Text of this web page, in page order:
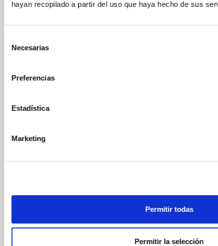
hayan recopilado a partir del uso que haya hecho de sus
Necesarias
Preferencias
Estadística
Marketing
Permitir todas
Permitir la selección
Tarjeta de crédito/débito
Transferencia bancaria
Islas Baleares